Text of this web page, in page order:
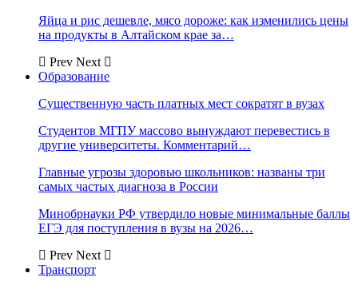
Яйца и рис дешевле, мясо дороже: как изменились цены
на продукты в Алтайском крае за…
Prev Next
Образование
Существенную часть платных мест сократят в вузах
Студентов МГПУ массово вынуждают перевестись в
другие университеты. Комментарий…
Главные угрозы здоровью школьников: названы три
самых частых диагноза в России
Минобрнауки РФ утвердило новые минимальные баллы
ЕГЭ для поступления в вузы на 2026…
Prev Next
Транспорт